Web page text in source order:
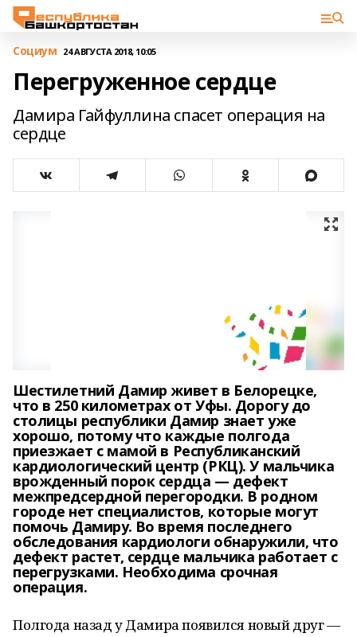
Cоциум 24 АВГУСТА 2018, 10:05
Перегруженное сердце
Дамира Гайфуллина спасет операция на
сердце
Шестилетний Дамир живет в Белорецке,
что в 250 километрах от Уфы. Дорогу до
столицы республики Дамир знает уже
хорошо, потому что каждые полгода
приезжает с мамой в Республиканский
кардиологический центр (РКЦ). У мальчика
врожденный порок сердца — дефект
межпредсердной перегородки. В родном
городе нет специалистов, которые могут
помочь Дамиру. Во время последнего
обследования кардиологи обнаружили, что
дефект растет, сердце мальчика работает с
перегрузками. Необходима срочная
операция.
Полгода назад у Дамира появился новый друг —